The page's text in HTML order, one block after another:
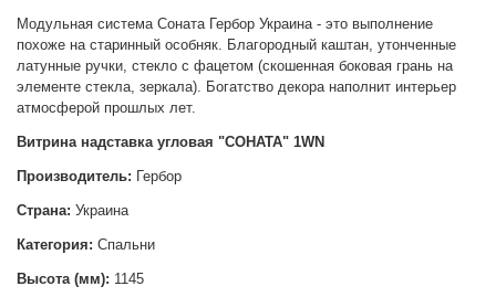
Модульная система Соната Гербор Украина - это выполнение
похоже на старинный особняк. Благородный каштан, утонченные
латунные ручки, стекло с фацетом (скошенная боковая грань на
элементе стекла, зеркала). Богатство декора наполнит интерьер
атмосферой прошлых лет.
Витрина надставка угловая "СОНАТА" 1WN
Производитель: Гербор
Страна: Украина
Категория: Спальни
Высота (мм): 1145